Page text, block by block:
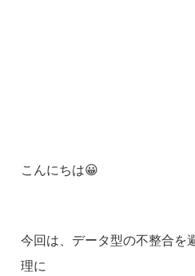
こんにちは😀
今回は、データ型の不整合を
理に